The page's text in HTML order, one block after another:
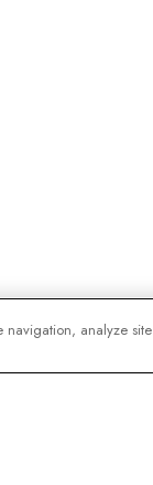
navigation, analyze site